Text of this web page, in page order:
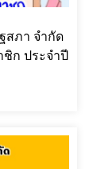
สภา จำกัด
ชิก ประจำปี